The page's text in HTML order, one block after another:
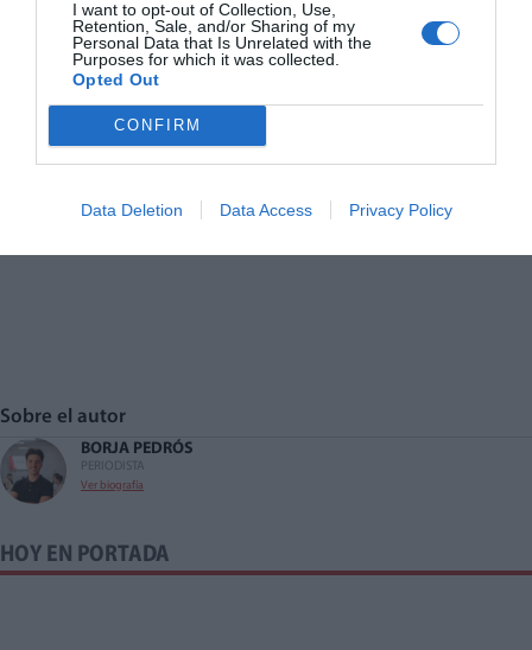
I want to opt-out of Collection, Use,
Retention, Sale, and/or Sharing of my
Personal Data that Is Unrelated with the
Purposes for which it was collected.
Opted Out
CONFIRM
Data Deletion Data Access Privacy Policy
zones on no s’haja actuat, per poder intervindre com
més prompte millor.
Sobre el autor
BORJA PEDRÓS
PERIODISTA
Ver biografía
HOY EN PORTADA